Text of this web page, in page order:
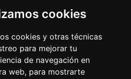
cookies
cookies y otras técnicas
para mejorar tu
de navegación en
web, para mostrarte
más!
AGENCIA
Condiciones de uso